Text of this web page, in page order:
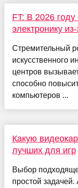
FT: В 2026
электронику
Стремительный
искусственного
центров
способно
компьютеров ...
Какую
лучших для игр
Выбор
простой задачей.